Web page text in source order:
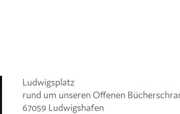
Ludwigsplatz
rund um unseren Offenen
67059 Ludwigshafen